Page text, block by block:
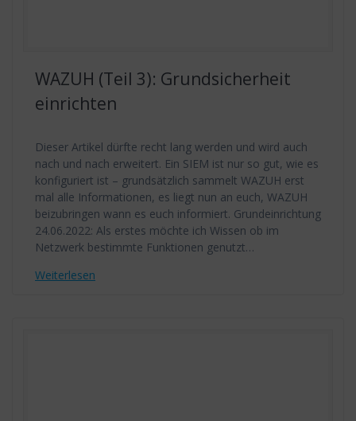
WAZUH (Teil 3): Grundsicherheit
einrichten
Dieser Artikel dürfte recht lang werden und wird auch
nach und nach erweitert. Ein SIEM ist nur so gut, wie es
konfiguriert ist – grundsätzlich sammelt WAZUH erst
mal alle Informationen, es liegt nun an euch, WAZUH
beizubringen wann es euch informiert. Grundeinrichtung
24.06.2022: Als erstes möchte ich Wissen ob im
Netzwerk bestimmte Funktionen genutzt…
Weiterlesen